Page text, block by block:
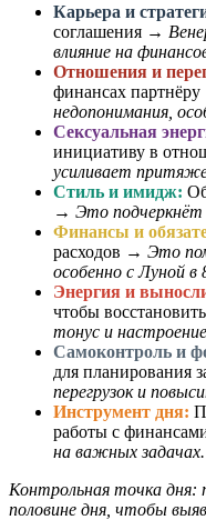
Карьера и
соглашения →
влияние на
Отношения и
финансах
недопонимания,
Сексуальная
инициативу в
усиливает
Стиль и имидж:
→ Это подчеркнёт
Финансы и
расходов → Это
особенно с Луной в
Энергия и
чтобы
тонус и
Самоконтроль и
для планирования
перегрузок и
Инструмент дня:
работы с
на важных задачах.
Контрольная точка дня:
половине дня, чтобы